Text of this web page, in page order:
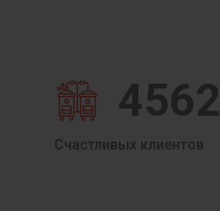
4562
Счастливых клиентов